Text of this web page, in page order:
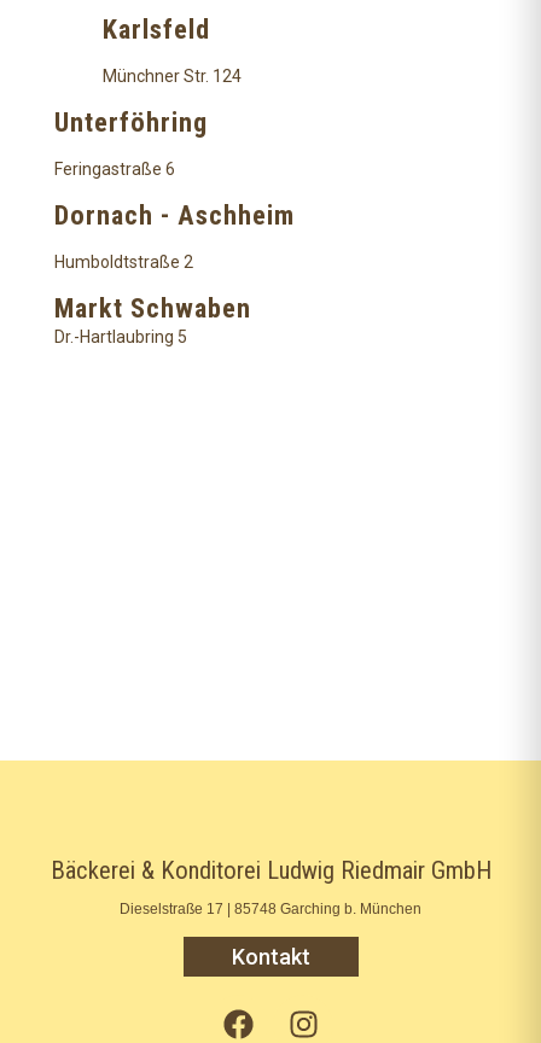
Karlsfeld
Münchner Str. 124
Unterföhring
Feringastraße 6
Dornach - Aschheim
Humboldtstraße 2
Markt Schwaben
Dr.-Hartlaubring 5
Bäckerei & Konditorei Ludwig Riedmair GmbH
Dieselstraße 17 | 85748 Garching b. München
Kontakt